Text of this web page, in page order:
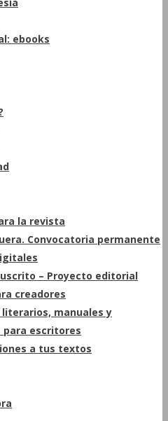
ebooks
la revista
Convocatoria permanente
– Proyecto editorial
creadores
manuales y
para escritores
a tus textos